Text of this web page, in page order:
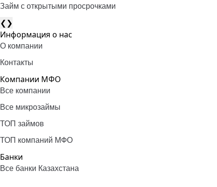
Займ с открытыми просрочками
❮❯
Информация о нас
О компании
Контакты
Компании МФО
Все компании
Все микрозаймы
ТОП займов
ТОП компаний МФО
Банки
Все банки Казахстана